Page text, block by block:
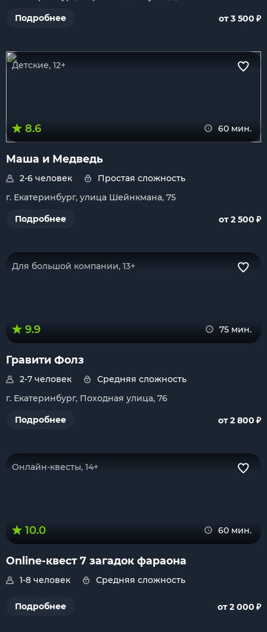
Подробнее
от 3 500 ₽
Детские, 12+
8.6 60 мин.
Маша и Медведь
2-6 человек
Простая сложность
г. Екатеринбург, улица Шейнкмана, 75
Подробнее
от 2 500 ₽
Для большой компании, 13+
9.9 75 мин.
Гравити Фолз
2-7 человек
Средняя сложность
г. Екатеринбург, Походная улица, 76
Подробнее
от 2 800 ₽
Онлайн-квесты, 14+
10.0 60 мин.
Online-квест 7 загадок фараона
1-8 человек Средняя сложность
Подробнее от 2 000 ₽